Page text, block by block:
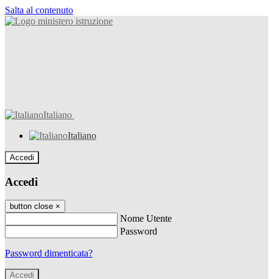
Salta al contenuto
Italiano
Italiano
Accedi
Accedi
button close ×
Nome Utente
Password
Password dimenticata?